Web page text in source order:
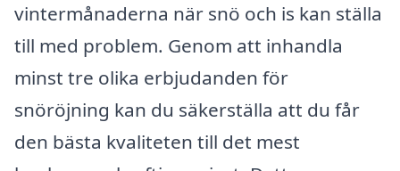
vintermånaderna när snö och is kan ställa
till med problem. Genom att inhandla
minst tre olika erbjudanden för
snöröjning kan du säkerställa att du får
den bästa kvaliteten till det mest